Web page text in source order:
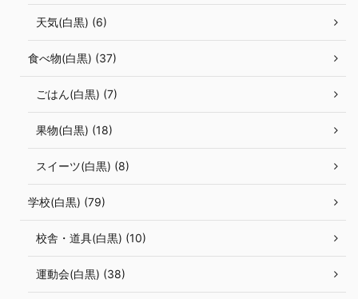
天気(白黒) (6)
食べ物(白黒) (37)
ごはん(白黒) (7)
果物(白黒) (18)
スイーツ(白黒) (8)
学校(白黒) (79)
校舎・道具(白黒) (10)
運動会(白黒) (38)